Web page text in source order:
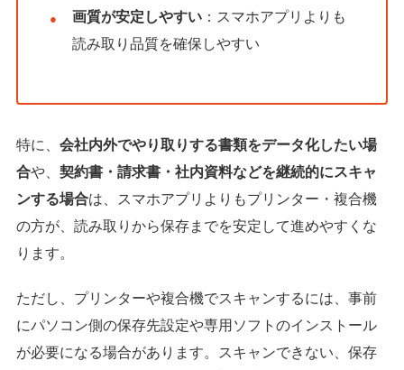
画質が安定しやすい：スマホアプリよりも
読み取り品質を確保しやすい
特に、 会社内外でやり取りする書類をデータ化したい場
合や、 契約書・請求書・社内資料などを継続的にスキャ
ンする場合は、スマホアプリよりもプリンター・複合機
の方が、読み取りから保存までを安定して進めやすくな
ります。
ただし、プリンターや複合機でスキャンするには、事前
にパソコン側の保存先設定や専用ソフトのインストール
が必要になる場合があります。スキャンできない、保存